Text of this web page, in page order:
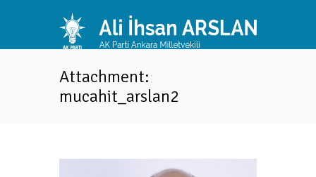
Attachment:
mucahit_arslan2